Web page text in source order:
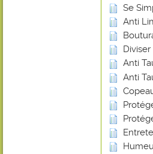
Se
Anti
Anti
Anti